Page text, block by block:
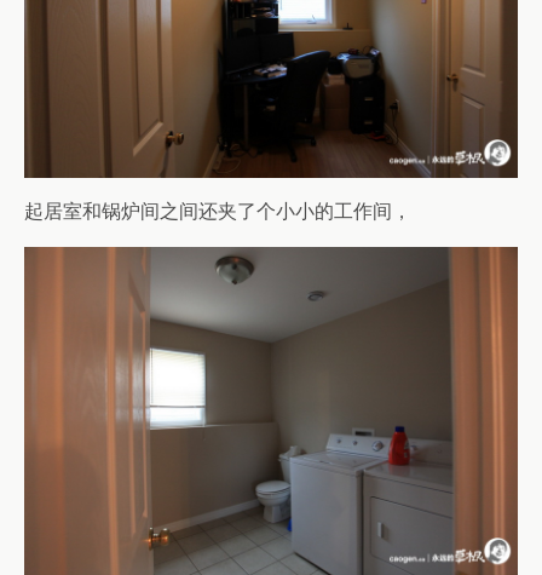
起居室和锅炉间之间还夹了个小小的工作间，